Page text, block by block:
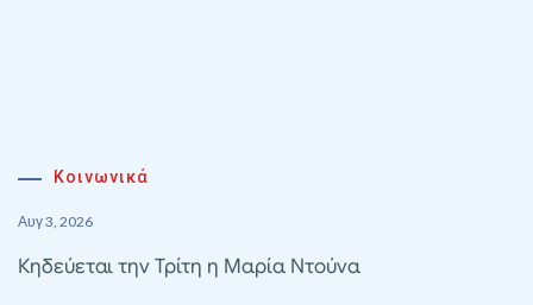
Κοινωνικά
Αυγ 3, 2026
Κηδεύεται την Τρίτη η Μαρία Ντούνα